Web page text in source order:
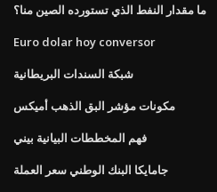
ما مقدار النفط الذي تستورده الصين منا؟
Euro dolar hoy conversor
شبكة السندات البريطانية
مكونات مؤشر البق الذهب أميكس
فهم المخططات البيانية بيني
جامايكا البنك الوطني سعر العملة